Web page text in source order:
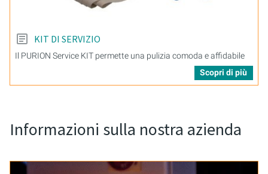
KIT DI SERVIZIO
Il PURION Service KIT permette una pulizia comoda e affidabile
Scopri di più
Informazioni sulla nostra azienda